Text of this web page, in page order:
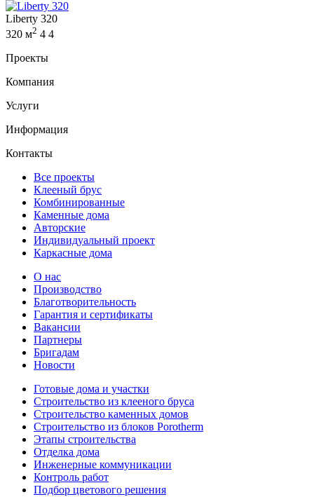
Liberty 320
320 м2 4 4
Проекты
Компания
Услуги
Информация
Контакты
Все проекты
Клееный брус
Комбинированные
Каменные дома
Авторские
Индивидуальный проект
Каркасные дома
О нас
Производство
Благотворительность
Гарантия и сертификаты
Вакансии
Партнеры
Бригадам
Новости
Готовые дома и участки
Строительство из клееного бруса
Строительство каменных домов
Строительство из блоков Porotherm
Этапы строительства
Отделка дома
Инженерные коммуникации
Контроль работ
Подбор цветового решения